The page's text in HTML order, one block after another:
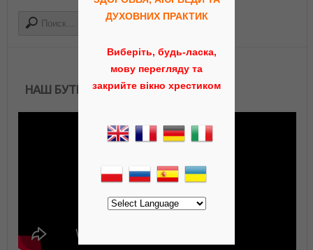
НАШ БУТИК АЮРВЕДЫ
ДУХОВНИХ ПРАКТИК
Виберіть, будь-ласка,
мову перегляду та
закрийте вікно хрестиком